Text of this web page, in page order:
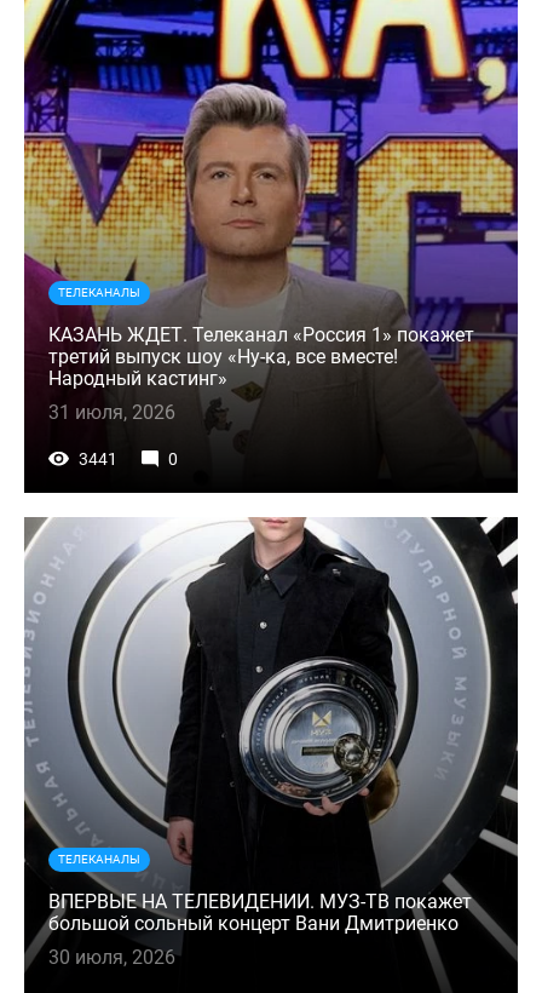
ТЕЛЕКАНАЛЫ
КАЗАНЬ ЖДЕТ. Телеканал «Россия 1» покажет
третий выпуск шоу «Ну-ка, все вместе!
Народный кастинг»
31 июля, 2026
3441 0
ТЕЛЕКАНАЛЫ
ВПЕРВЫЕ НА ТЕЛЕВИДЕНИИ. МУЗ-ТВ покажет
большой сольный концерт Вани Дмитриенко
30 июля, 2026